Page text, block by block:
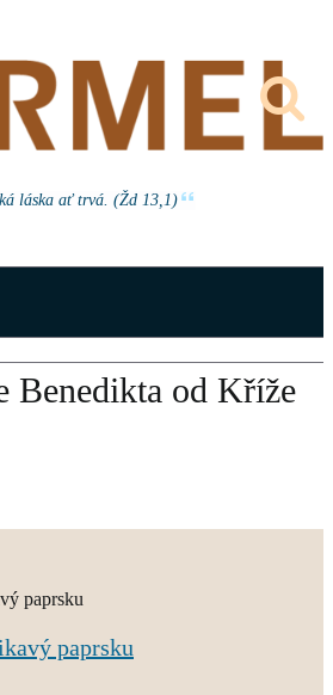
láska ať trvá. (Žd 13,1)
Benedikta od Kříže
paprsku